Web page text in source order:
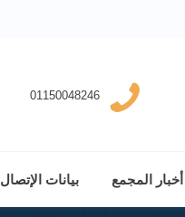
01150048246
أخبار المجمع بيانات الإتصال